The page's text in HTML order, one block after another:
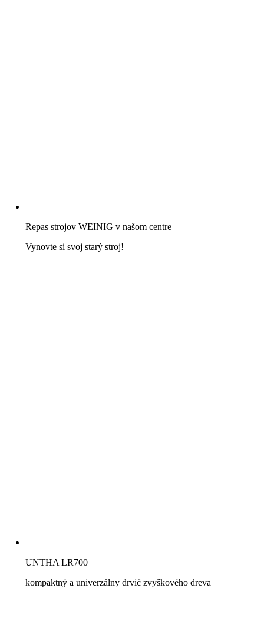
Repas strojov WEINIG v našom centre
Vynovte si svoj starý stroj!
UNTHA LR700
kompaktný a univerzálny drvič zvyškového dreva